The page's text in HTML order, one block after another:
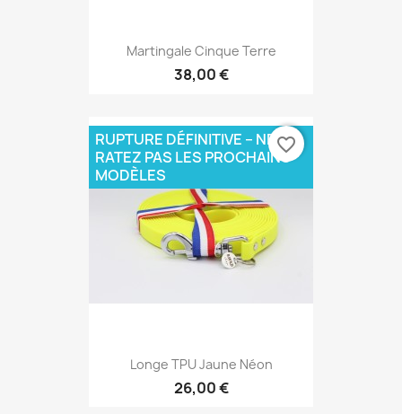
Martingale Cinque Terre
38,00 €
Longe TPU Jaune Néon
26,00 €
RUPTURE DÉFINITIVE – NE
RATEZ PAS LES PROCHAINS
MODÈLES
favorite_border